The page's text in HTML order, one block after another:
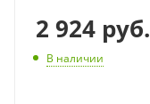
2 924 руб.
В наличии